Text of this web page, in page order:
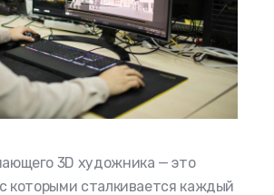
3D художника — это
которыми сталкивается каждый